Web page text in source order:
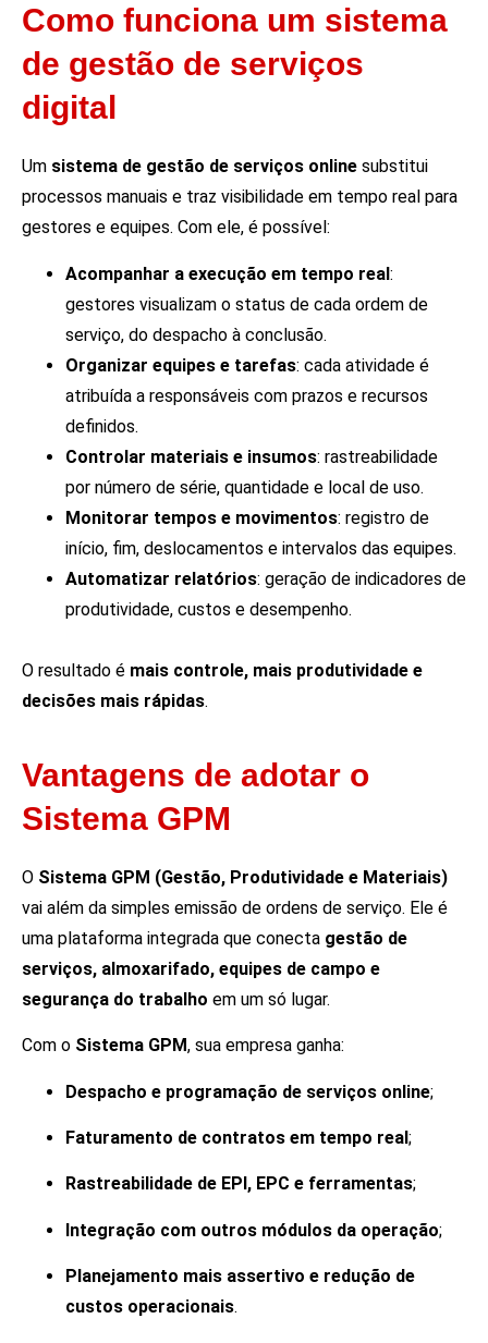
Como funciona um sistema
de gestão de serviços
digital
Um sistema de gestão de serviços online substitui
processos manuais e traz visibilidade em tempo real para
gestores e equipes. Com ele, é possível:
Acompanhar a execução em tempo real:
gestores visualizam o status de cada ordem de
serviço, do despacho à conclusão.
Organizar equipes e tarefas: cada atividade é
atribuída a responsáveis com prazos e recursos
definidos.
Controlar materiais e insumos: rastreabilidade
por número de série, quantidade e local de uso.
Monitorar tempos e movimentos: registro de
início, fim, deslocamentos e intervalos das equipes.
Automatizar relatórios: geração de indicadores de
produtividade, custos e desempenho.
O resultado é mais controle, mais produtividade e
decisões mais rápidas.
Vantagens de adotar o
Sistema GPM
O Sistema GPM (Gestão, Produtividade e Materiais)
vai além da simples emissão de ordens de serviço. Ele é
uma plataforma integrada que conecta gestão de
serviços, almoxarifado, equipes de campo e
segurança do trabalho em um só lugar.
Com o Sistema GPM, sua empresa ganha:
Despacho e programação de serviços online;
Faturamento de contratos em tempo real;
Rastreabilidade de EPI, EPC e ferramentas;
Integração com outros módulos da operação;
Planejamento mais assertivo e redução de
custos operacionais.